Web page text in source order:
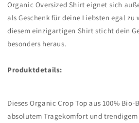
Organic Oversized Shirt eignet sich
als Geschenk für deine Liebsten egal zu
diesem einzigartigen Shirt sticht dein
besonders heraus.
Produktdetails:
Dieses Organic Crop Top aus 100%
absolutem Tragekomfort und